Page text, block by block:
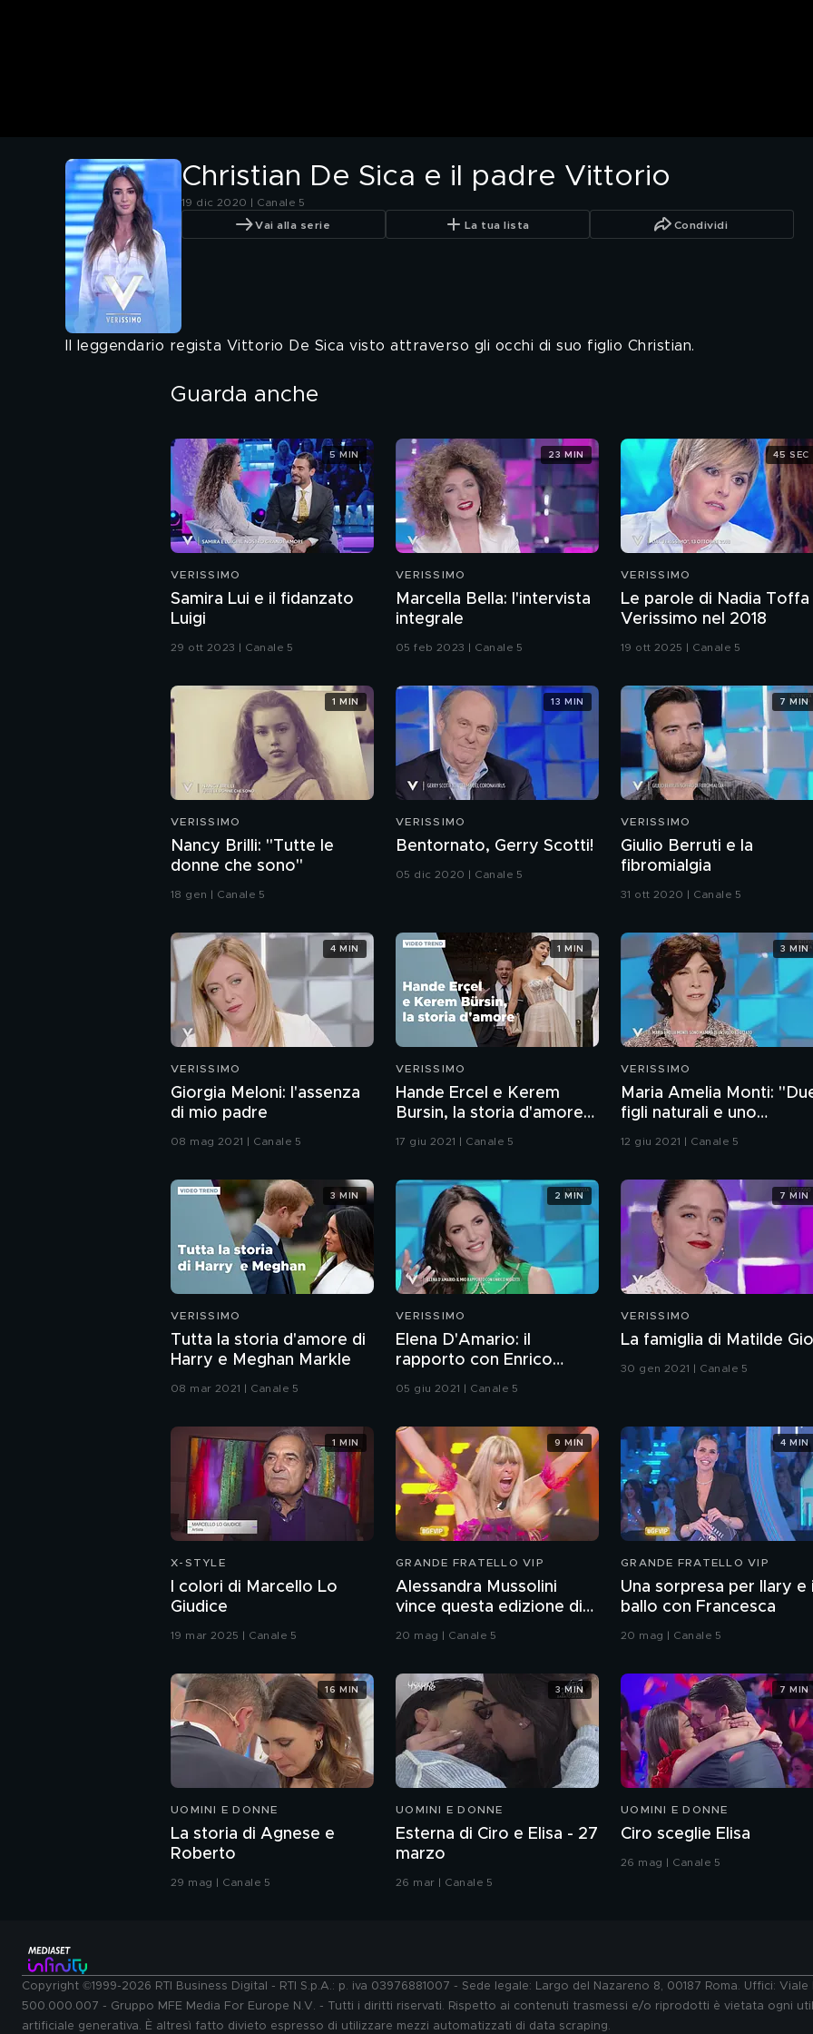
Christian De Sica e il padre Vittorio
19 dic 2020 | Canale 5
Vai alla serie La tua lista Condividi
Il leggendario regista Vittorio De Sica visto attraverso gli occhi di suo figlio Christian.
Guarda anche
VERISSIMO
Samira Lui e il fidanzato
Luigi
29 ott 2023 | Canale 5
5 MIN
VERISSIMO
Marcella Bella: l'intervista
integrale
05 feb 2023 | Canale 5
23 MIN
VERISSIMO
Le parole di Nadia Toffa
Verissimo nel 2018
19 ott 2025 | Canale 5
45 SEC
VERISSIMO
Nancy Brilli: "Tutte le
donne che sono"
18 gen | Canale 5
1 MIN
VERISSIMO
Bentornato, Gerry Scotti!
05 dic 2020 | Canale 5
13 MIN
VERISSIMO
Giulio Berruti e la
fibromialgia
31 ott 2020 | Canale 5
7 MIN
VERISSIMO
Giorgia Meloni: l'assenza
di mio padre
08 mag 2021 | Canale 5
4 MIN
VERISSIMO
Hande Ercel e Kerem
Bursin, la storia d'amore
delle star di Love is in the
17 giu 2021 | Canale 5
1 MIN
VERISSIMO
Maria Amelia Monti: "Due
figli naturali e uno
adottato"
12 giu 2021 | Canale 5
3 MIN
VERISSIMO
Tutta la storia d'amore di
Harry e Meghan Markle
08 mar 2021 | Canale 5
3 MIN
VERISSIMO
Elena D'Amario: il
rapporto con Enrico
05 giu 2021 | Canale 5
2 MIN
VERISSIMO
La famiglia di Matilde
30 gen 2021 | Canale 5
7 MIN
X-STYLE
I colori di Marcello Lo
Giudice
19 mar 2025 | Canale 5
1 MIN
GRANDE FRATELLO VIP
Alessandra Mussolini
vince questa edizione di
Grande Fratello VIP
20 mag | Canale 5
9 MIN
GRANDE FRATELLO VIP
Una sorpresa per Ilary e il
ballo con Francesca
20 mag | Canale 5
4 MIN
UOMINI E DONNE
La storia di Agnese e
Roberto
29 mag | Canale 5
16 MIN
UOMINI E DONNE
Esterna di Ciro e Elisa - 27
marzo
26 mar | Canale 5
3 MIN
UOMINI E DONNE
Ciro sceglie Elisa
26 mag | Canale 5
7 MIN
Copyright ©1999-2026 RTI Business Digital - RTI S.p.A.: p. iva 03976881007 - Sede legale: Largo del Nazareno 8, 00187 Roma. Uffici:
500.000.007 - Gruppo MFE Media For Europe N.V. - Tutti i diritti riservati. Rispetto ai contenuti trasmessi e/o riprodotti è vietata ogni
artificiale generativa. È altresì fatto divieto espresso di utilizzare mezzi automatizzati di data scraping.